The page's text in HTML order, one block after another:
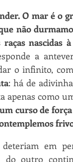
O mar é o
não
nascidas
a
: há de
como
curso de
em
outro